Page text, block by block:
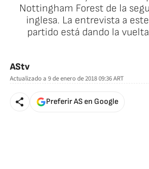
Nottingham Forest de la
inglesa. La entrevista a
partido está dando la
AStv
Actualizado a 9 de enero de 2018 09:36ART
Preferir AS en Google